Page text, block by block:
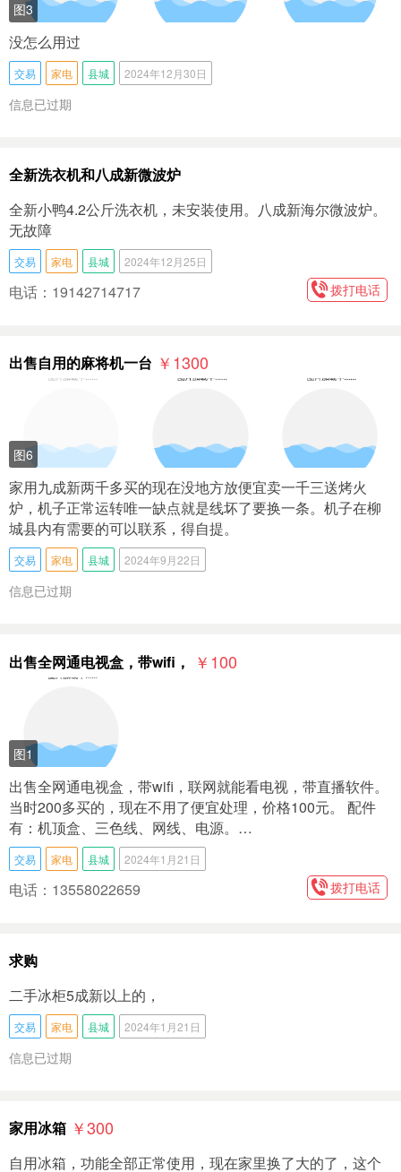
图3
没怎么用过
交易 家电 县城 2024年12月30日
信息已过期
全新洗衣机和八成新微波炉
全新小鸭4.2公斤洗衣机，未安装使用。八成新海尔微波炉。
无故障
交易 家电 县城 2024年12月25日
电话：19142714717 拨打电话
出售自用的麻将机一台 ￥1300
图6
家用九成新两千多买的现在没地方放便宜卖一千三送烤火
炉，机子正常运转唯一缺点就是线坏了要换一条。机子在柳
城县内有需要的可以联系，得自提。
交易 家电 县城 2024年9月22日
信息已过期
出售全网通电视盒，带wifi， ￥100
图1
出售全网通电视盒，带wifi，联网就能看电视，带直播软件。
当时200多买的，现在不用了便宜处理，价格100元。 配件
有：机顶盒、三色线、网线、电源。…
交易 家电 县城 2024年1月21日
电话：13558022659 拨打电话
求购
二手冰柜5成新以上的，
交易 家电 县城 2024年1月21日
信息已过期
家用冰箱 ￥300
自用冰箱，功能全部正常使用，现在家里换了大的了，这个